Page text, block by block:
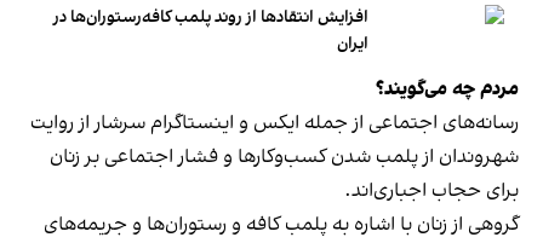
افزایش انتقادها از روند پلمب کافه‌رستوران‌ها در
ایران
مردم چه می‌گویند؟
رسانه‎‌های اجتماعی از جمله ایکس و اینستاگرام سرشار از روایت
شهروندان از پلمب شدن کسب‌وکارها و فشار اجتماعی بر زنان
برای حجاب اجباری‌اند.
گروهی از زنان با اشاره به پلمب کافه و رستوران‌ها و جریمه‌های